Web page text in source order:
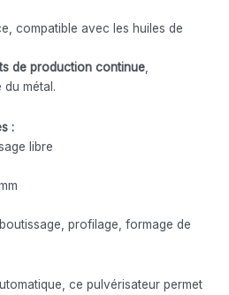
compatible avec les huiles de
de production continue
du métal.
:
libre
profilage, formage de
ce pulvérisateur permet